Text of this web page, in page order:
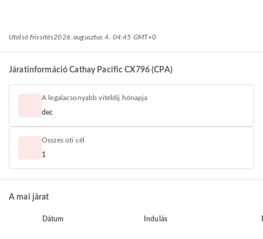
Utolsó frissítés2026. augusztus 4. 04:45 GMT+0
Járatinformáció Cathay Pacific CX796 (CPA)
A legalacsonyabb viteldíj hónapja
dec
Összes úti cél
1
A mai járat
Dátum Indulás